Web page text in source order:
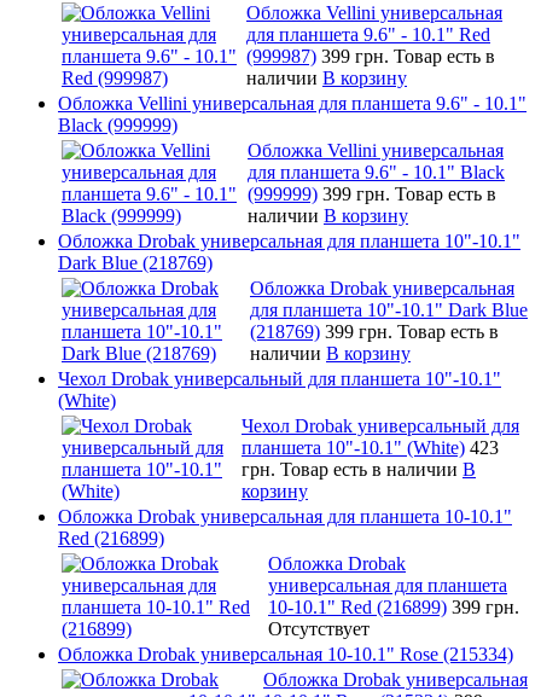
Обложка Vellini универсальная
для планшета 9.6" - 10.1" Red
(999987) 399 грн. Товар есть в
наличии В корзину
Обложка Vellini универсальная для планшета 9.6" - 10.1"
Black (999999)
Обложка Vellini универсальная
для планшета 9.6" - 10.1" Black
(999999) 399 грн. Товар есть в
наличии В корзину
Обложка Drobak универсальная для планшета 10"-10.1"
Dark Blue (218769)
Обложка Drobak универсальная
для планшета 10"-10.1" Dark Blue
(218769) 399 грн. Товар есть в
наличии В корзину
Чехол Drobak универсальный для планшета 10"-10.1"
(White)
Чехол Drobak универсальный для
планшета 10"-10.1" (White) 423
грн. Товар есть в наличии В
корзину
Обложка Drobak универсальная для планшета 10-10.1"
Red (216899)
Обложка Drobak
универсальная для планшета
10-10.1" Red (216899) 399 грн.
Отсутствует
Обложка Drobak универсальная 10-10.1" Rose (215334)
Обложка Drobak универсальная